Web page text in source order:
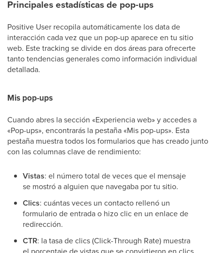
Principales estadísticas de pop-ups
Positive User recopila automáticamente los data de
interacción cada vez que un pop-up aparece en tu sitio
web. Este tracking se divide en dos áreas para ofrecerte
tanto tendencias generales como información individual
detallada.
Mis pop-ups
Cuando abres la sección «Experiencia web» y accedes a
«Pop-ups», encontrarás la pestaña «Mis pop-ups». Esta
pestaña muestra todos los formularios que has creado junto
con las columnas clave de rendimiento:
Vistas: el número total de veces que el mensaje
se mostró a alguien que navegaba por tu sitio.
Clics: cuántas veces un contacto rellenó un
formulario de entrada o hizo clic en un enlace de
redirección.
CTR: la tasa de clics (Click-Through Rate) muestra